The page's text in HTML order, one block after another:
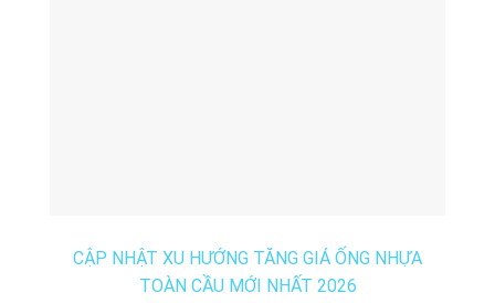
CẬP NHẬT XU HƯỚNG TĂNG GIÁ ỐNG NHỰA
TOÀN CẦU MỚI NHẤT 2026